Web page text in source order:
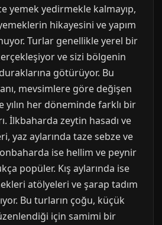
yemek yedirmekle kalmayıp,
hikayesini ve yapım
Turlar genellikle yerel bir
ve sizi bölgenin
götürüyor. Bu
mevsimlere göre değişen
yılın her döneminde farklı bir
İlkbaharda zeytin hasadı ve
yaz aylarında taze sebze ve
ise hellim ve peynir
popüler. Kış aylarında ise
atölyeleri ve şarap tadım
Bu turların çoğu, küçük
için samimi bir